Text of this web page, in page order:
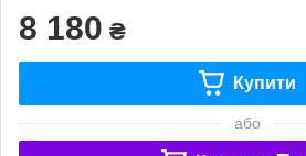
8 180 ₴
Купити
або